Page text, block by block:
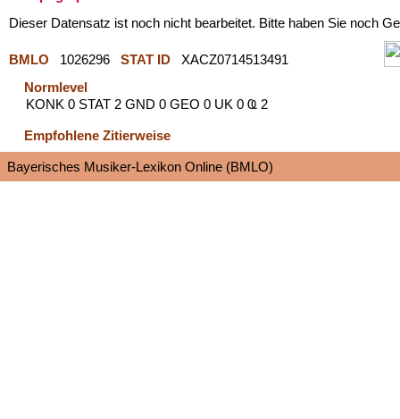
Dieser Datensatz ist noch nicht bearbeitet. Bitte haben Sie noch
BMLO 1026296 STAT ID
XACZ0714513491
Normlevel
KONK 0 STAT 2 GND 0 GEO 0 UK 0 Ҩ 2
Empfohlene Zitierweise
Bayerisches Musiker-Lexikon Online (BMLO)